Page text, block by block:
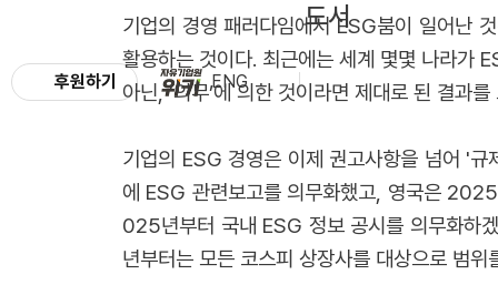
도서
후원하기 ENG
기업의 경영 패러다임에서 ESG붐이 일어난
활용하는 것이다. 최근에는 세계 몇몇 나라가
아닌, '의무’에 의한 것이라면 제대로 된 결과
기업의 ESG 경영은 이제 권고사항을 넘어 '
에 ESG 관련보고를 의무화했고, 영국은
025년부터 국내 ESG 정보 공시를 의무화하
년부터는 모든 코스피 상장사를 대상으로 범